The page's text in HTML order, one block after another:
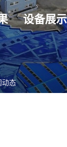
设备展示
动态